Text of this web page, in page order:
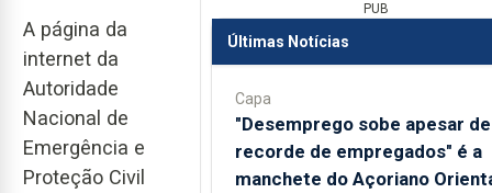
A página da
internet da
Autoridade
Nacional de
Emergência e
Proteção Civil
PUB
Últimas Notícias
Capa
"Desemprego sobe apesar de
recorde de empregados" é a
manchete do Açoriano